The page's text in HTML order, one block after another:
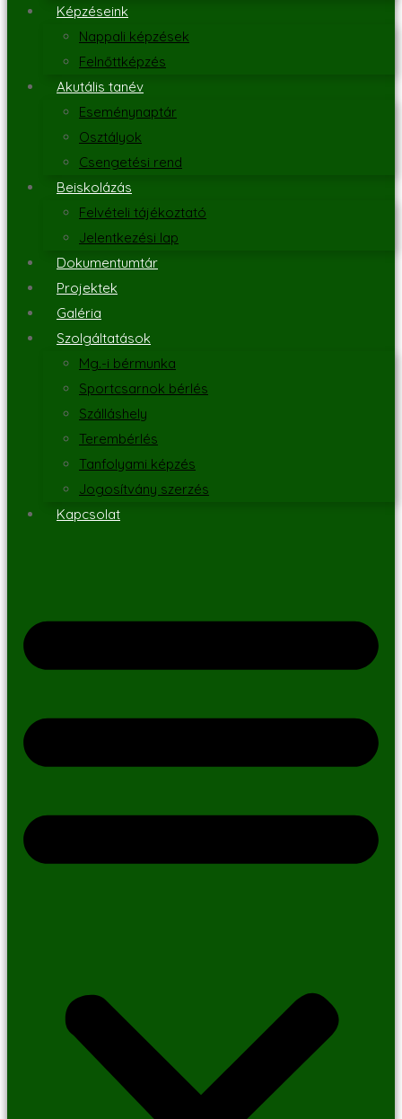
Képzéseink
Nappali képzések
Felnőttképzés
Akutális tanév
Eseménynaptár
Osztályok
Csengetési rend
Beiskolázás
Felvételi tájékoztató
Jelentkezési lap
Dokumentumtár
Projektek
Galéria
Szolgáltatások
Mg.-i bérmunka
Sportcsarnok bérlés
Szálláshely
Terembérlés
Tanfolyami képzés
Jogosítvány szerzés
Kapcsolat